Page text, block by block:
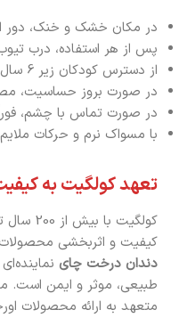
در مکان خشک و خنک، دور
پس از هر استفاده، درب
از دسترس کودکان زیر 6 سال دور نگه دارید
در صورت بروز حساسیت،
در صورت تماس با چشم،
با مسواک نرم و حرکات
تعهد کولگیت به
کولگیت
کیفیت و اثربخشی
دندان درخت چای
طبیعی، موثر و ایمن است.
متعهد به ارائه محصولات